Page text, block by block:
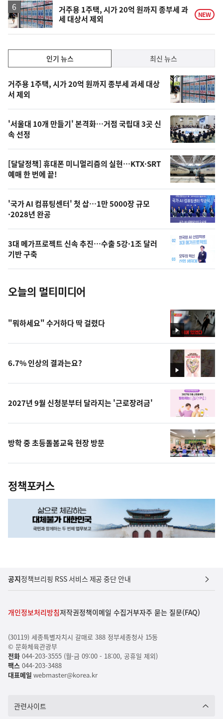
락
거주용 1주택, 시가 20억 원까지 종부세 과
세 대상서 제외
NEW
기,
최
신,
오
늘
의
영
상
오
늘
의
사
진
인기 뉴스 최신 뉴스
기
뉴
스
거주용 1주택, 시가 20억 원까지 종부세 과세 대상
서 제외
'서울대 10개 만들기' 본격화…거점 국립대 3곳 신
속 선정
[달달정책] 휴대폰 미니멀리즘의 실현…KTX·SRT
예매 한 번에 끝!
'국가 AI 컴퓨팅센터' 첫 삽…1만 5000장 규모
·2028년 완공
3대 메가프로젝트 신속 추진…수출 5강·1조 달러
기반 구축
오늘의 멀티미디어
영
상
"뭐하세요" 수거하다 딱 걸렸다
영
상
6.7% 인상의 결과는요?
2027년 9월 신청분부터 달라지는 '근로장려금'
방학 중 초등돌봄교육 현장 방문
정책포커스
공지정책브리핑 RSS 서비스 제공 중단 안내
개인정보처리방침저작권정책이메일 수집거부자주 묻는 질문(FAQ)
(30119) 세종특별자치시 갈매로 388 정부세종청사 15동
© 문화체육관광부
전화044-203-3555 (월-금 09:00 - 18:00, 공휴일 제외)
팩스044-203-3488
대표메일 webmaster@korea.kr
관련사이트